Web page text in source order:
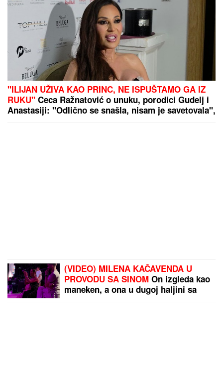
"ILIJAN UŽIVA KAO PRINC, NE ISPUŠTAMO GA IZ
RUKU" Ceca Ražnatović o unuku, porodici Gudelj i
Anastasiji: "Odlično se snašla, nisam je savetovala",
(VIDEO) MILENA KAČAVENDA U
PROVODU SA SINOM On izgleda kao
maneken, a ona u dugoj haljini sa